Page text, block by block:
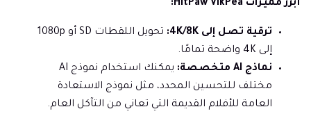
أبرز مميزات HitPaw VikPea:
ترقية تصل إلى 4K/8K:
تحويل اللقطات SD أو 1080p
إلى 4K واضحة تمامًا.
نماذج AI متخصصة:
يمكنك استخدام نموذج AI
مختلف للتحسين المحدد، مثل نموذج الاستعادة
العامة للأفلام القديمة التي تعاني من التآكل العام.